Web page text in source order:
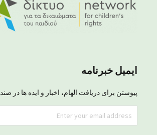
ایمیل خبرنامه
پیوستن برای دریافت الهام، اخبار و ایده ها در